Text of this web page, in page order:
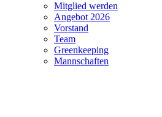
Mitglied werden
Angebot 2026
Vorstand
Team
Greenkeeping
Mannschaften